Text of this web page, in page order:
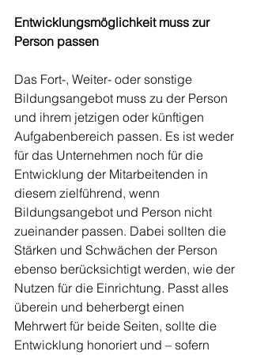
Entwicklungsmöglichkeit muss zur
Person passen
Das Fort-, Weiter- oder sonstige
Bildungsangebot muss zu der Person
und ihrem jetzigen oder künftigen
Aufgabenbereich passen. Es ist weder
für das Unternehmen noch für die
Entwicklung der Mitarbeitenden in
diesem zielführend, wenn
Bildungsangebot und Person nicht
zueinander passen. Dabei sollten die
Stärken und Schwächen der Person
ebenso berücksichtigt werden, wie der
Nutzen für die Einrichtung. Passt alles
überein und beherbergt einen
Mehrwert für beide Seiten, sollte die
Entwicklung honoriert und – sofern